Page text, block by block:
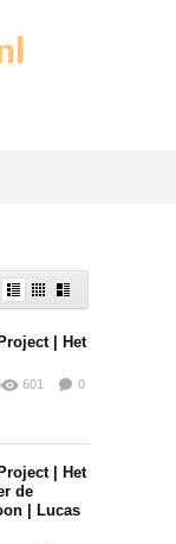
| Het
601
0
| Het
de
| Lucas